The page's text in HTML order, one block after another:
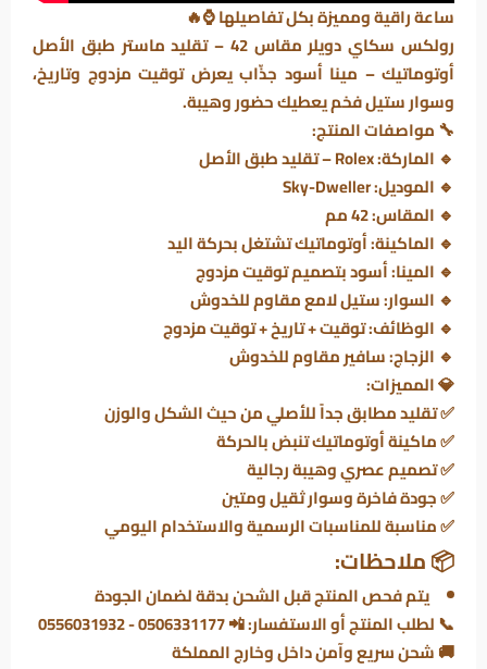
ساعة راقية ومميزة بكل تفاصيلها ⌚🔥
رولكس سكاي دويلر مقاس 42 – تقليد ماستر طبق الأصل
أوتوماتيك – مينا أسود جذّاب يعرض توقيت مزدوج وتاريخ،
وسوار ستيل فخم يعطيك حضور وهيبة.
🔧مواصفات المنتج:
🔹 الماركة:
🔹 الموديل:Sky-Dweller
🔹 المقاس:
🔹 الماكينة:أوتوماتيك تشتغل بحركة اليد
🔹 المينا:أسود بتصميم توقيت مزدوج
🔹 السوار:ستيل لامع مقاوم للخدوش
🔹 الوظائف:توقيت + تاريخ + توقيت مزدوج
🔹 الزجاج:سافير مقاوم للخدوش
💎المميزات:
✅ تقليد مطابق جداً للأصلي من حيث الشكل والوزن
✅ ماكينة أوتوماتيك تنبض بالحركة
✅ تصميم عصري وهيبة رجالية
✅ جودة فاخرة وسوار ثقيل ومتين
✅ مناسبة للمناسبات الرسمية والاستخدام اليومي
📦 ملاحظات:
يتم فحص المنتج قبل الشحن بدقة لضمان الجودة
📞 لطلب المنتج أو الاستفسار: 📲 0506331177 - 0556031932
🚚 شحن سريع وآمن داخل وخارج المملكة